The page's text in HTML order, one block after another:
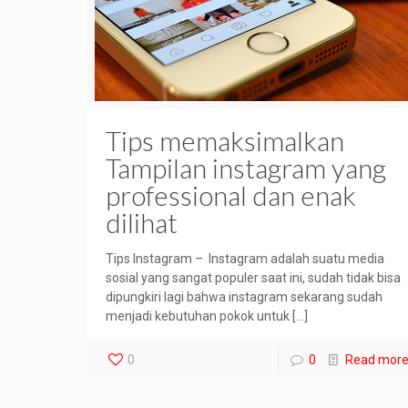
Tips memaksimalkan
Tampilan instagram yang
professional dan enak
dilihat
Tips Instagram – Instagram adalah suatu media
sosial yang sangat populer saat ini, sudah tidak bisa
dipungkiri lagi bahwa instagram sekarang sudah
menjadi kebutuhan pokok untuk[…]
0 0 Read